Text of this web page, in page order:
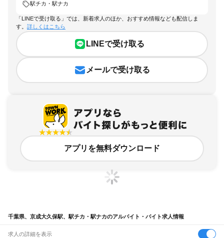
駅チカ・駅ナカ
「LINEで受け取る」では、新着求人のほか、おすすめ情報なども配信しま
す。 詳しくはこちら
LINEで受け取る
メールで受け取る
アプリを無料ダウンロード
千葉県、京成大久保駅、駅チカ・駅ナカのアルバイト・バイト求人情報
求人の詳細を表示